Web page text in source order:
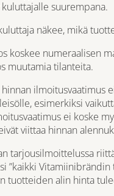
kuluttajalle suurempana.
näkee, mikä
koskee numeraalisen
muutamia tilanteita.
ilmoitusvaatimus
esimerkiksi
ei koske
viittaa hinnan
tarjousilmoittelussa
”kaikki
tuotteiden alin hinta